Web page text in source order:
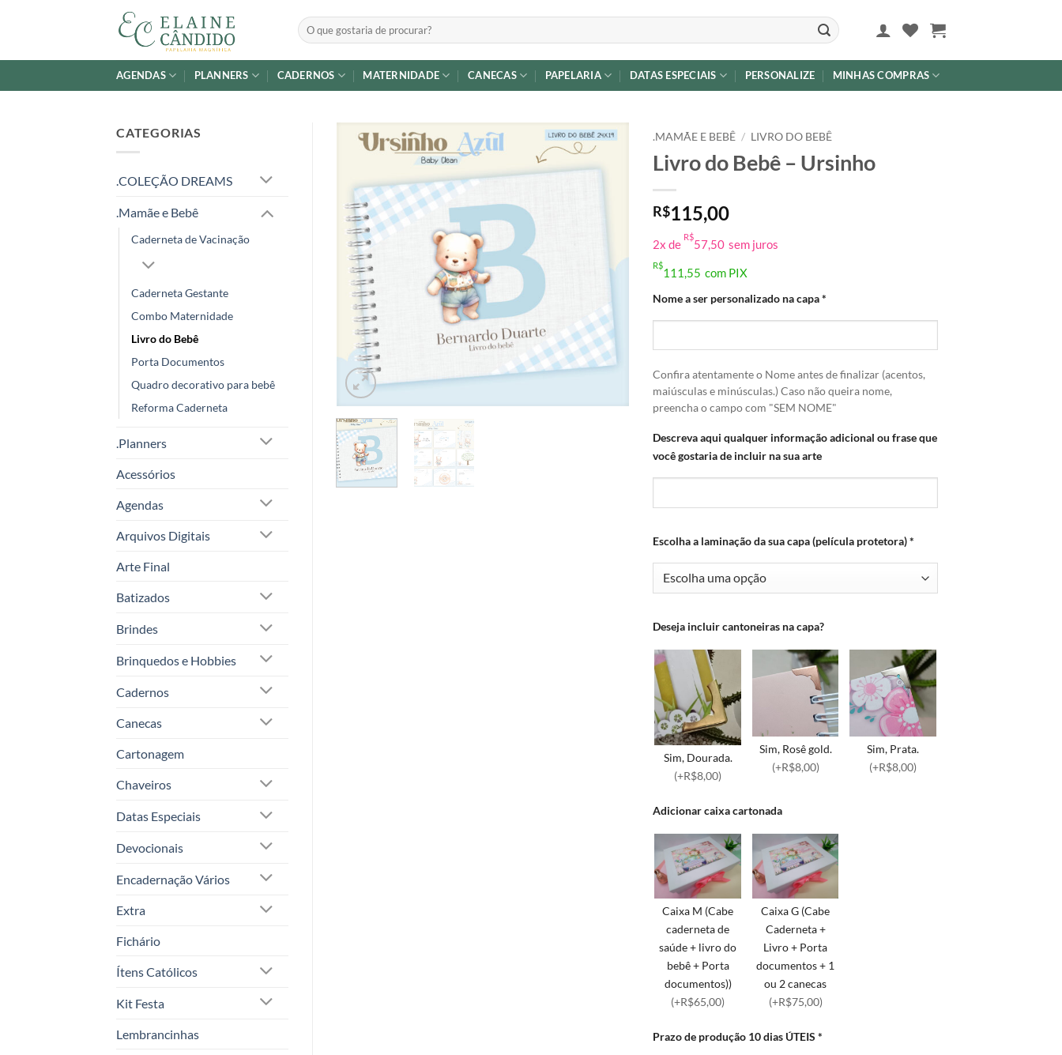
Pesquisar
por:
AGENDAS PLANNERS CADERNOS MATERNIDADE CANECAS PAPELARIA DATAS ESPECIAIS PERSONALIZE MINHAS COMPRAS
CATEGORIAS
.COLEÇÃO DREAMS
.Mamãe e Bebê
Caderneta de Vacinação
Caderneta Gestante
Combo Maternidade
Livro do Bebê
Porta Documentos
Quadro decorativo para bebê
Reforma Caderneta
.Planners
Acessórios
Agendas
Arquivos Digitais
Arte Final
Batizados
Brindes
Brinquedos e Hobbies
Cadernos
Canecas
Cartonagem
Chaveiros
Datas Especiais
Devocionais
Encadernação Vários
Extra
Fichário
Ítens Católicos
Kit Festa
Lembrancinhas
Adicionar
.MAMÃE E BEBÊ / LIVRO DO BEBÊ
Livro do Bebê – Ursinho
R$115,00
2x de
R$
57,50 sem juros
R$
111,55 com PIX
Nome a ser personalizado na capa*
Confira atentamente o Nome antes de finalizar (acentos,
maiúsculas e minúsculas.) Caso não queira nome,
preencha o campo com "SEM NOME"
Descreva aqui qualquer informação adicional ou frase que
você gostaria de incluir na sua arte
Escolha a laminação da sua capa (película protetora)*
Deseja incluir cantoneiras na capa?
Sim, Dourada.
(+R$8,00)
Sim, Rosê gold.
(+R$8,00)
Sim, Prata.
(+R$8,00)
Adicionar caixa cartonada
Caixa M (Cabe
caderneta de
saúde + livro do
bebê + Porta
documentos))
(+R$65,00)
Caixa G (Cabe
Caderneta +
Livro + Porta
documentos + 1
ou 2 canecas
(+R$75,00)
Prazo de produção 10 dias ÚTEIS *